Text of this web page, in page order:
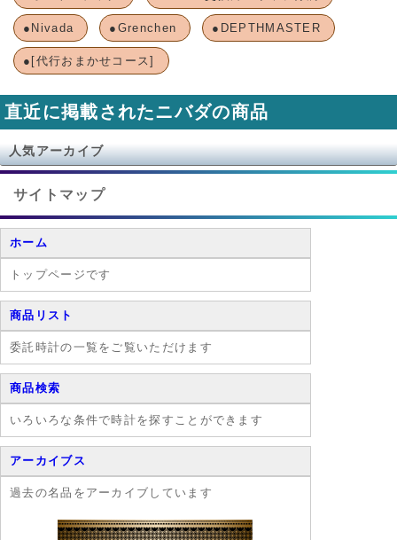
●Nivada ●Grenchen ●DEPTHMASTER
●[代行おまかせコース]
直近に掲載されたニバダの商品
人気アーカイブ
サイトマップ
ホーム
トップページです
商品リスト
委託時計の一覧をご覧いただけます
商品検索
いろいろな条件で時計を探すことができます
アーカイブス
過去の名品をアーカイブしています